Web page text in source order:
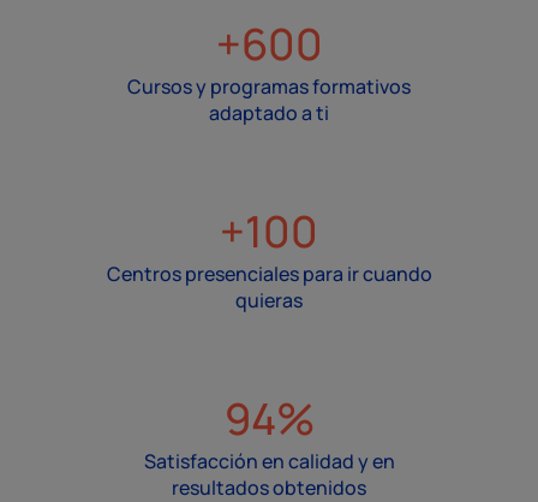
+600
Cursos y programas formativos
adaptado a ti
+100
Centros presenciales para ir cuando
quieras
94%
Satisfacción en calidad y en
resultados obtenidos